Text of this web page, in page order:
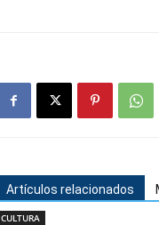
Artículos relacionados
CULTURA